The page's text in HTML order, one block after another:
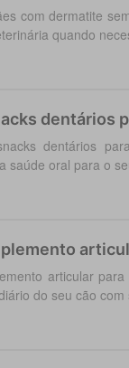
com dermatite
quando
dentários
dentários
saúde oral para o
articular
do seu cão com